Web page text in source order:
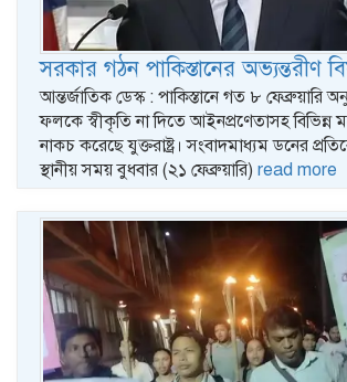
সরকার গঠন পাকিস্তানের অভ্যন্তরীণ
আন্তর্জাতিক ডেস্ক : পাকিস্তানে গত ৮ ফেব্রুয়ারি
ফলকে স্বীকৃতি না দিতে আইনপ্রণেতাসহ বিভিন্ন
নাকচ করেছে যুক্তরাষ্ট্র। সংবাদমাধ্যম ডনের
স্থানীয় সময় বুধবার (২১ ফেব্রুয়ারি) read more